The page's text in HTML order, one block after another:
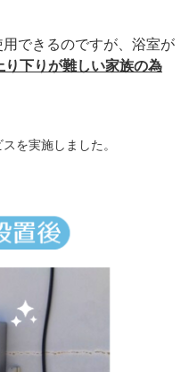
用できるのですが、浴室が
り下りが難しい家族の為
を実施しました。